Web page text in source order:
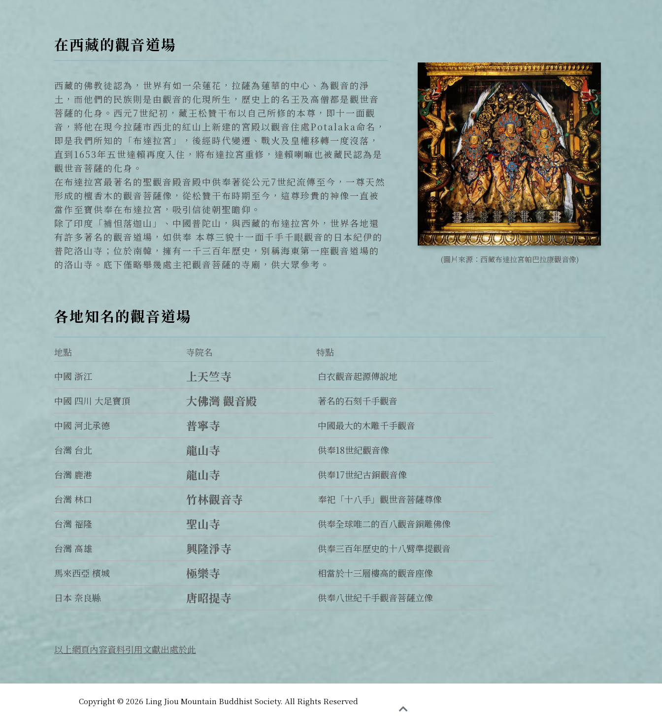
在西藏的觀音道場
西藏的佛教徒認為，世界有如一朵蓮花，拉薩為蓮華的中心、為觀音的淨
土，而他們的民族則是由觀音的化現所生，歷史上的名王及高僧都是觀世音
菩薩的化身。西元7世紀初，藏王松贊干布以自己所修的本尊，即十一面觀
音，將他在現今拉薩市西北的紅山上新建的宮殿以觀音住處Potalaka命名，
即是我們所知的「布達拉宮」，後經時代變遷、戰火及皇權移轉一度沒落，
直到1653年五世達賴再度入住，將布達拉宮重修，達賴喇嘛也被藏民認為是
觀世音菩薩的化身。
在布達拉宮最著名的聖觀音殿音殿中供奉著從公元7世紀流傳至今，一尊天然
形成的檀香木的觀音菩薩像，從松贊干布時期至今，這尊珍貴的神像一直被
當作至寶供奉在布達拉宮，吸引信徒朝聖瞻仰。
除了印度「補怛落迦山」、中國普陀山，與西藏的布達拉宮外，世界各地還
有許多著名的觀音道場，如供奉 本尊三貌十一面千手千眼觀音的日本紀伊的
普陀洛山寺；位於南韓，擁有一千三百年歷史，別稱海東第一座觀音道場的
的洛山寺。底下僅略舉幾處主祀觀音菩薩的寺廟，供大眾參考。
(圖片來源：西藏布達拉宮帕巴拉康觀音像)
各地知名的觀音道場
地點 寺院名
特點
中國 浙江
上天竺寺
白衣觀音起源傳說地
中國 四川 大足寶頂
大佛灣 觀音殿
著名的石刻千手觀音
中國 河北承德
普寧寺
中國最大的木雕千手觀音
台灣 台北
龍山寺
供奉18世紀觀音像
台灣 鹿港
龍山寺
供奉17世紀古銅觀音像
台灣 林口
竹林觀音寺
奉祀「十八手」觀世音菩薩尊像
台灣 福隆
聖山寺
供奉全球唯二的百八觀音銅雕佛像
台灣 高雄
興隆淨寺
供奉三百年歷史的十八臂準提觀音
馬來西亞 檳城
極樂寺
相當於十三層樓高的觀音座像
日本 奈良縣
唐昭提寺 供奉八世紀千手觀音菩薩立像
以上網頁內容資料引用文獻出處於此
Copyright © 2026 Ling Jiou Mountain Buddhist Society. All Rights Reserved